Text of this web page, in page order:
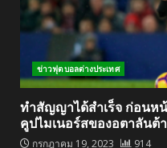
ข่าวฟุตบอลต่างประเทศ
ทำสัญญาได้สำเร็จ ก่อนห
คูปไมเนอร์สของอตาลันต้า
กรกฎาคม 19, 2023 914